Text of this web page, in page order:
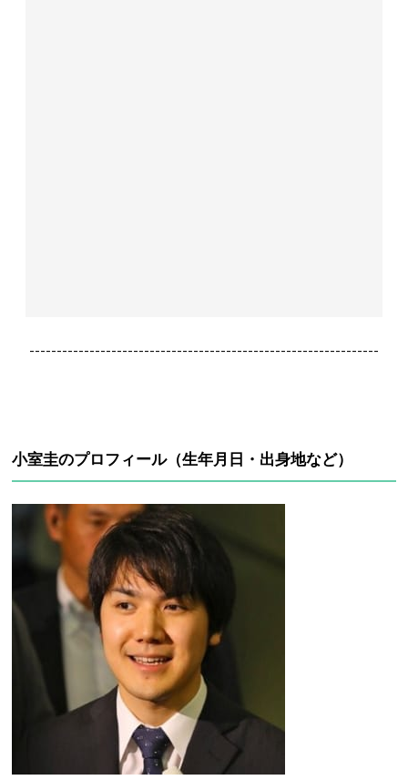
----------------------------------------------------------------
小室圭のプロフィール（生年月日・出身地など）